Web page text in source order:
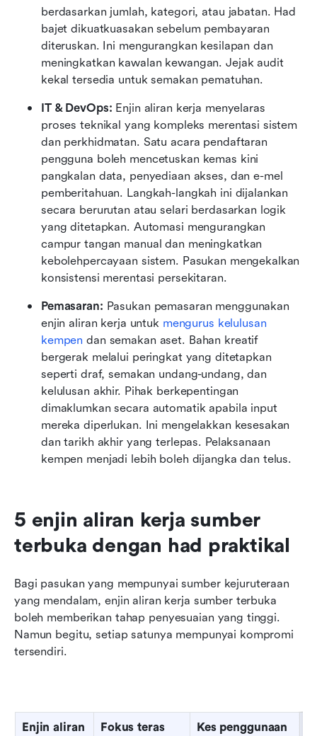
berdasarkan jumlah, kategori, atau jabatan. Had
bajet dikuatkuasakan sebelum pembayaran
diteruskan. Ini mengurangkan kesilapan dan
meningkatkan kawalan kewangan. Jejak audit
kekal tersedia untuk semakan pematuhan.
IT & DevOps: Enjin aliran kerja menyelaras
proses teknikal yang kompleks merentasi sistem
dan perkhidmatan. Satu acara pendaftaran
pengguna boleh mencetuskan kemas kini
pangkalan data, penyediaan akses, dan e-mel
pemberitahuan. Langkah-langkah ini dijalankan
secara berurutan atau selari berdasarkan logik
yang ditetapkan. Automasi mengurangkan
campur tangan manual dan meningkatkan
kebolehpercayaan sistem. Pasukan mengekalkan
konsistensi merentasi persekitaran.
Pemasaran: Pasukan pemasaran menggunakan
enjin aliran kerja untuk mengurus kelulusan
kempen dan semakan aset. Bahan kreatif
bergerak melalui peringkat yang ditetapkan
seperti draf, semakan undang-undang, dan
kelulusan akhir. Pihak berkepentingan
dimaklumkan secara automatik apabila input
mereka diperlukan. Ini mengelakkan kesesakan
dan tarikh akhir yang terlepas. Pelaksanaan
kempen menjadi lebih boleh dijangka dan telus.
5 enjin aliran kerja sumber
terbuka dengan had praktikal
Bagi pasukan yang mempunyai sumber kejuruteraan
yang mendalam, enjin aliran kerja sumber terbuka
boleh memberikan tahap penyesuaian yang tinggi.
Namun begitu, setiap satunya mempunyai kompromi
tersendiri.
Enjin aliran
Fokus teras
Kes penggunaan